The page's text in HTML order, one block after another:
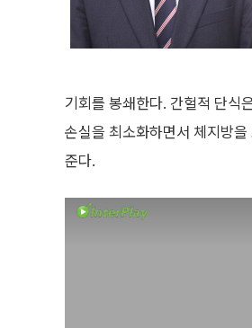
기회를 봉쇄한다. 간헐적 단식
손실을 최소화하면서 체지방
준다.